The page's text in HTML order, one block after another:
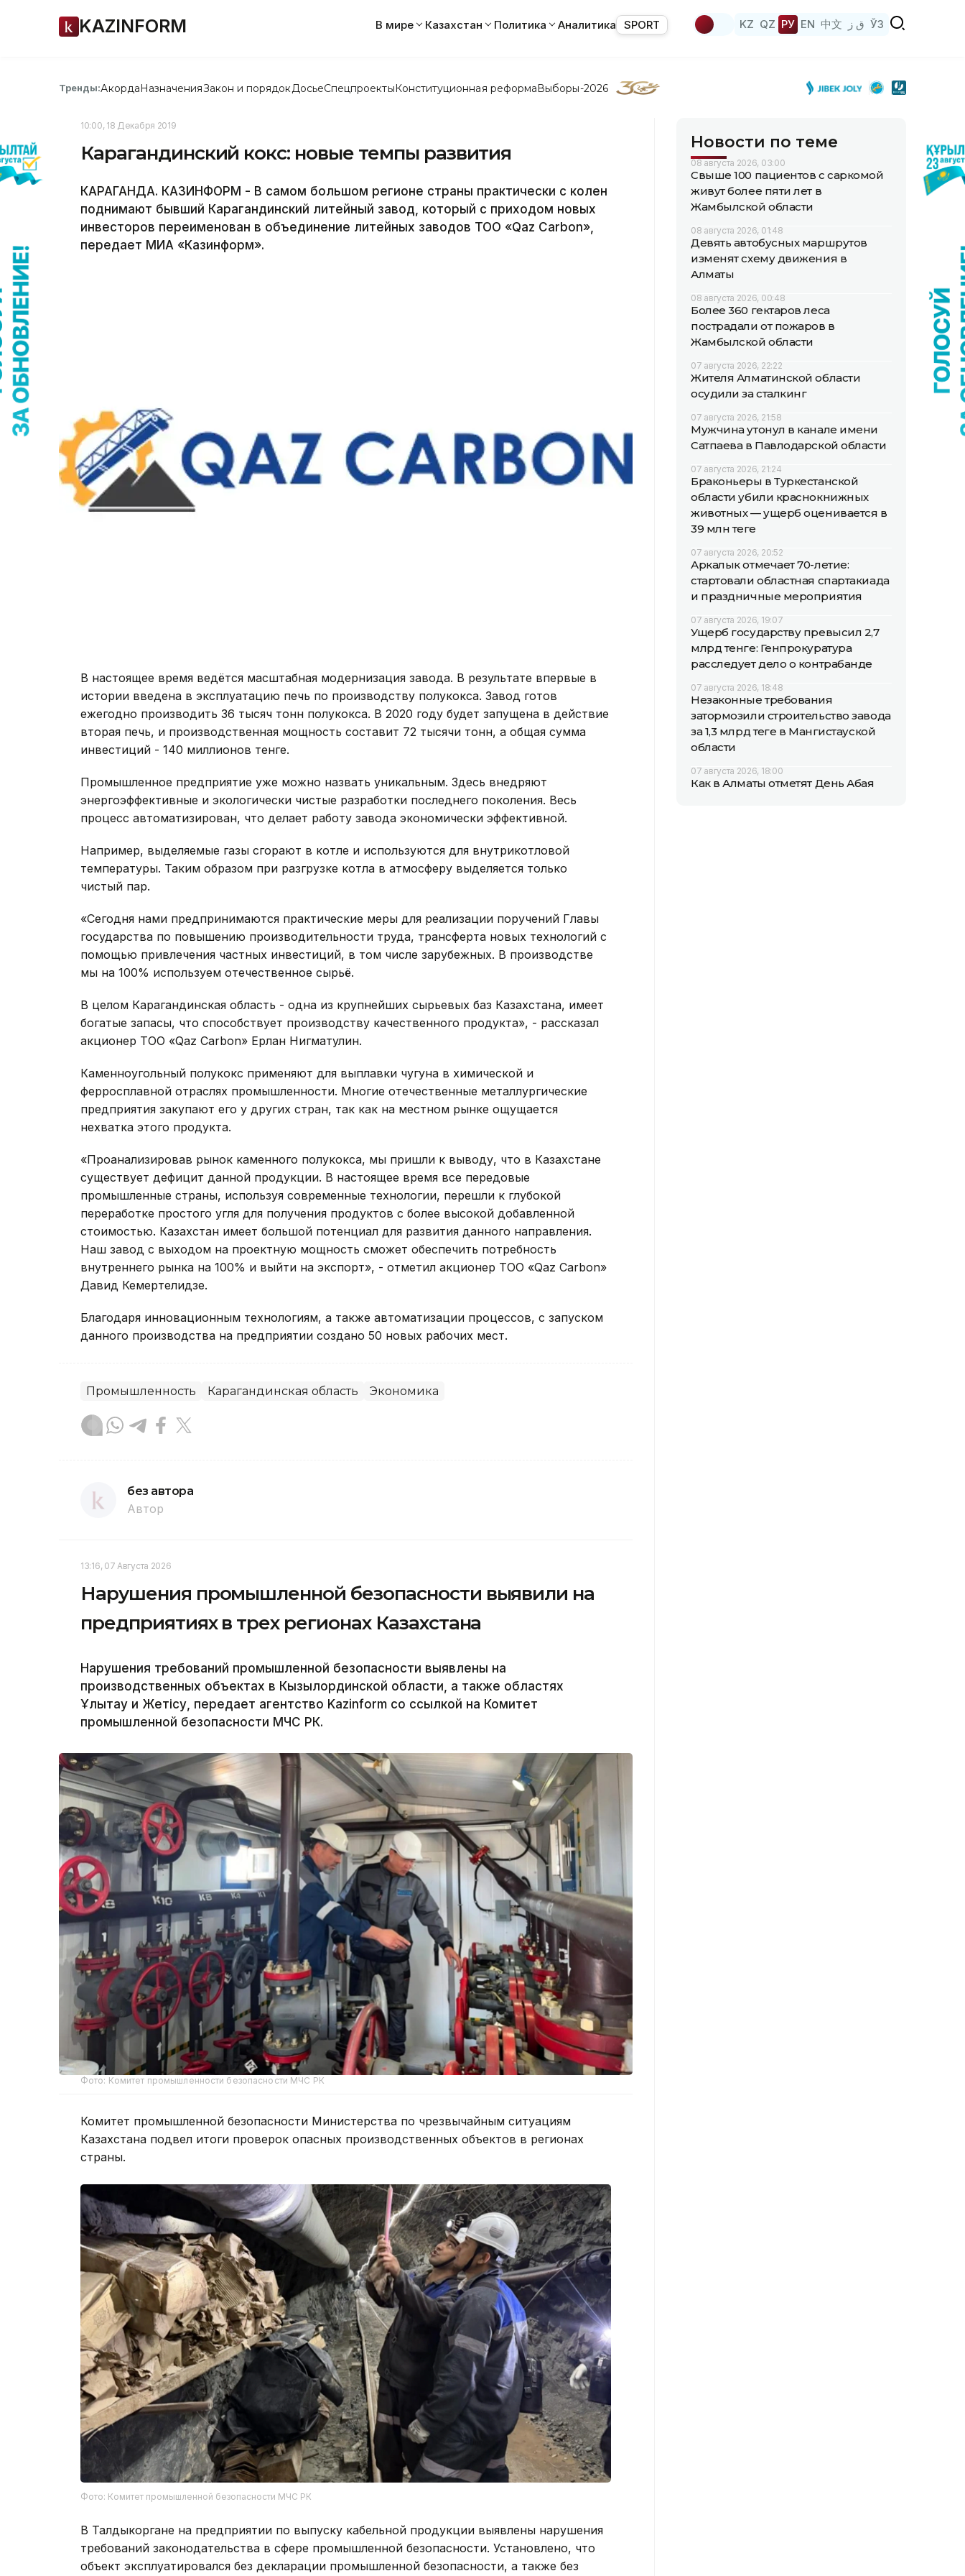
KAZINFORM В мире Казахстан Политика Аналитика SPORT KZ QZ РУ EN 中文 ق ز ЎЗ
Тренды:АкордаНазначенияЗакон и порядок ДосьеСпецпроектыКонституционная реформаВыборы-2026
10:00, 18 Декабря 2019
Карагандинский кокс: новые темпы развития
КАРАГАНДА. КАЗИНФОРМ - В самом большом регионе страны практически с колен
поднимают бывший Карагандинский литейный завод, который с приходом новых
инвесторов переименован в объединение литейных заводов ТОО «Qaz Carbon»,
передает МИА «Казинформ».
В настоящее время ведётся масштабная модернизация завода. В результате впервые в
истории введена в эксплуатацию печь по производству полукокса. Завод готов
ежегодно производить 36 тысяч тонн полукокса. В 2020 году будет запущена в действие
вторая печь, и производственная мощность составит 72 тысячи тонн, а общая сумма
инвестиций - 140 миллионов тенге.
Промышленное предприятие уже можно назвать уникальным. Здесь внедряют
энергоэффективные и экологически чистые разработки последнего поколения. Весь
процесс автоматизирован, что делает работу завода экономически эффективной.
Например, выделяемые газы сгорают в котле и используются для внутрикотловой
температуры. Таким образом при разгрузке котла в атмосферу выделяется только
чистый пар.
«Сегодня нами предпринимаются практические меры для реализации поручений Главы
государства по повышению производительности труда, трансферта новых технологий с
помощью привлечения частных инвестиций, в том числе зарубежных. В производстве
мы на 100% используем отечественное сырьё.
В целом Карагандинская область - одна из крупнейших сырьевых баз Казахстана, имеет
богатые запасы, что способствует производству качественного продукта», - рассказал
акционер ТОО «Qaz Carbon» Ерлан Нигматулин.
Каменноугольный полукокс применяют для выплавки чугуна в химической и
ферросплавной отраслях промышленности. Многие отечественные металлургические
предприятия закупают его у других стран, так как на местном рынке ощущается
нехватка этого продукта.
«Проанализировав рынок каменного полукокса, мы пришли к выводу, что в Казахстане
существует дефицит данной продукции. В настоящее время все передовые
промышленные страны, используя современные технологии, перешли к глубокой
переработке простого угля для получения продуктов с более высокой добавленной
стоимостью. Казахстан имеет большой потенциал для развития данного направления.
Наш завод с выходом на проектную мощность сможет обеспечить потребность
внутреннего рынка на 100% и выйти на экспорт», - отметил акционер ТОО «Qaz Carbon»
Давид Кемертелидзе.
Благодаря инновационным технологиям, а также автоматизации процессов, с запуском
данного производства на предприятии создано 50 новых рабочих мест.
Промышленность Карагандинская область Экономика
без автора
Автор
13:16, 07 Августа 2026
Нарушения промышленной безопасности выявили на
предприятиях в трех регионах Казахстана
Нарушения требований промышленной безопасности выявлены на
производственных объектах в Кызылординской области, а также областях
Ұлытау и Жетісу, передает агентство Kazinform со ссылкой на Комитет
промышленной безопасности МЧС РК.
Фото: Комитет промышленности безопасности МЧС РК
Комитет промышленной безопасности Министерства по чрезвычайным ситуациям
Казахстана подвел итоги проверок опасных производственных объектов в регионах
страны.
Фото: Комитет промышленной безопасности МЧС РК
В Талдыкоргане на предприятии по выпуску кабельной продукции выявлены нарушения
требований законодательства в сфере промышленной безопасности. Установлено, что
объект эксплуатировался без декларации промышленной безопасности, а также без
Новости по теме
08 августа 2026, 03:00
Свыше 100 пациентов с саркомой
живут более пяти лет в
Жамбылской области
08 августа 2026, 01:48
Девять автобусных маршрутов
изменят схему движения в
Алматы
08 августа 2026, 00:48
Более 360 гектаров леса
пострадали от пожаров в
Жамбылской области
07 августа 2026, 22:22
Жителя Алматинской области
осудили за сталкинг
07 августа 2026, 21:58
Мужчина утонул в канале имени
Сатпаева в Павлодарской области
07 августа 2026, 21:24
Браконьеры в Туркестанской
области убили краснокнижных
животных — ущерб оценивается в
39 млн теңге
07 августа 2026, 20:52
Аркалык отмечает 70-летие:
стартовали областная спартакиада
и праздничные мероприятия
07 августа 2026, 19:07
Ущерб государству превысил 2,7
млрд тенге: Генпрокуратура
расследует дело о контрабанде
07 августа 2026, 18:48
Незаконные требования
затормозили строительство завода
за 1,3 млрд теңге в Мангистауской
области
07 августа 2026, 18:00
Как в Алматы отметят День Абая